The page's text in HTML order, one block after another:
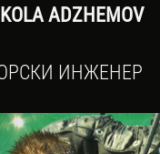
ADZHEMOV
ИНЖЕНЕР